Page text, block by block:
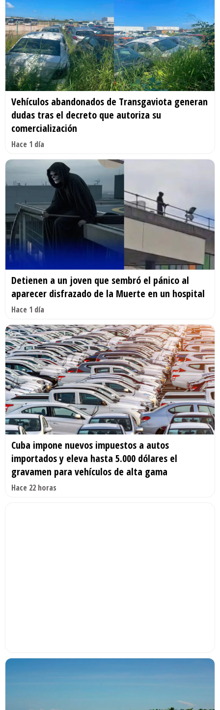
Vehículos abandonados de Transgaviota generan
dudas tras el decreto que autoriza su
comercialización
Hace 1 día
Detienen a un joven que sembró el pánico al
aparecer disfrazado de la Muerte en un hospital
Hace 1 día
Cuba impone nuevos impuestos a autos
importados y eleva hasta 5.000 dólares el
gravamen para vehículos de alta gama
Hace 22 horas